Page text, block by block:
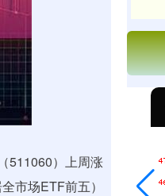
511060）上周涨
市场ETF前五）
200.89